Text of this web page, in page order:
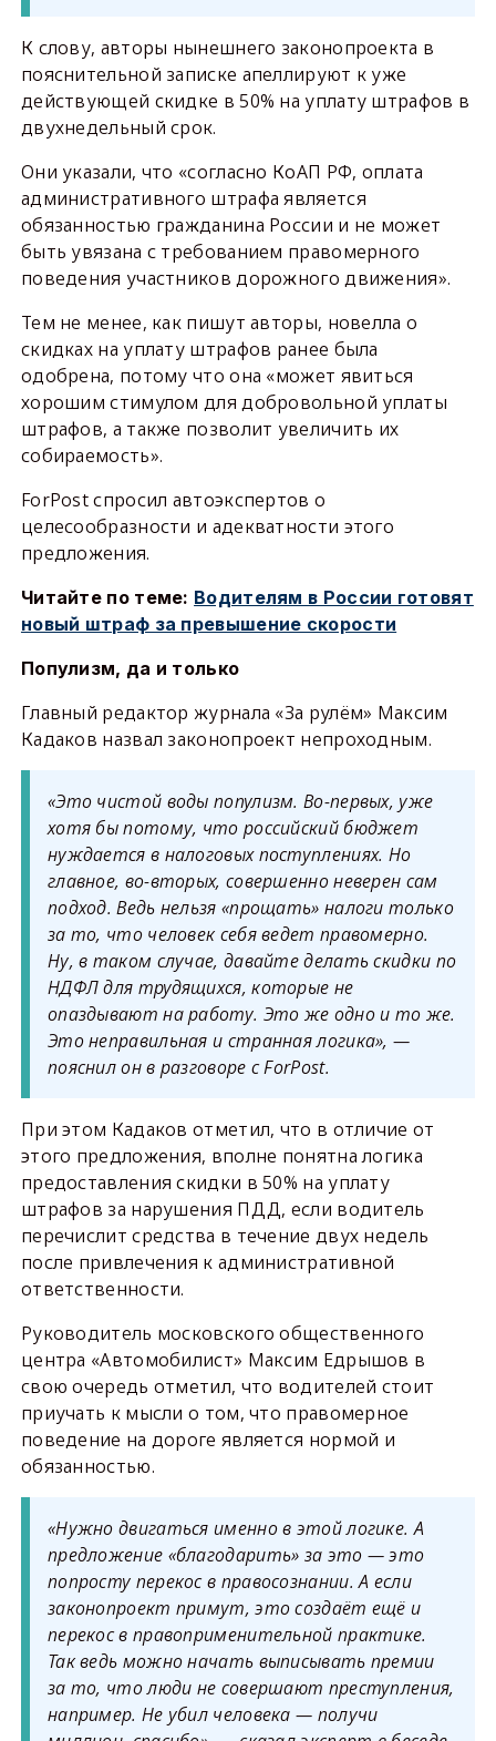
К слову, авторы нынешнего законопроекта в
пояснительной записке апеллируют к уже
действующей скидке в 50% на уплату штрафов в
двухнедельный срок.
Они указали, что «согласно КоАП РФ, оплата
административного штрафа является
обязанностью гражданина России и не может
быть увязана с требованием правомерного
поведения участников дорожного движения».
Тем не менее, как пишут авторы, новелла о
скидках на уплату штрафов ранее была
одобрена, потому что она «может явиться
хорошим стимулом для добровольной уплаты
штрафов, а также позволит увеличить их
собираемость».
ForPost спросил автоэкспертов о
целесообразности и адекватности этого
предложения.
Читайте по теме: Водителям в России готовят
новый штраф за превышение скорости
Популизм, да и только
Главный редактор журнала «За рулём» Максим
Кадаков назвал законопроект непроходным.
«Это чистой воды популизм. Во-первых, уже
хотя бы потому, что российский бюджет
нуждается в налоговых поступлениях. Но
главное, во-вторых, совершенно неверен сам
подход. Ведь нельзя «прощать» налоги только
за то, что человек себя ведет правомерно.
Ну, в таком случае, давайте делать скидки по
НДФЛ для трудящихся, которые не
опаздывают на работу. Это же одно и то же.
Это неправильная и странная логика», —
пояснил он в разговоре с ForPost.
При этом Кадаков отметил, что в отличие от
этого предложения, вполне понятна логика
предоставления скидки в 50% на уплату
штрафов за нарушения ПДД, если водитель
перечислит средства в течение двух недель
после привлечения к административной
ответственности.
Руководитель московского общественного
центра «Автомобилист» Максим Едрышов в
свою очередь отметил, что водителей стоит
приучать к мысли о том, что правомерное
поведение на дороге является нормой и
обязанностью.
«Нужно двигаться именно в этой логике. А
предложение «благодарить» за это — это
попросту перекос в правосознании. А если
законопроект примут, это создаёт ещё и
перекос в правоприменительной практике.
Так ведь можно начать выписывать премии
за то, что люди не совершают преступления,
например. Не убил человека — получи